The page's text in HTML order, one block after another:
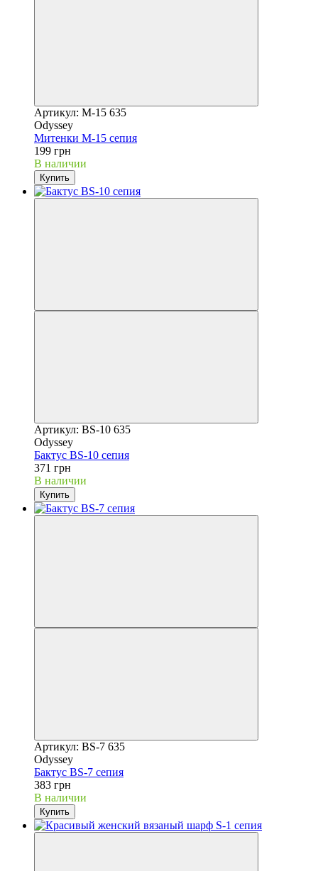
Артикул: М-15 635
Odyssey
Митенки М-15 сепия
199 грн
В наличии
Купить
Артикул: BS-10 635
Odyssey
Бактус BS-10 сепия
371 грн
В наличии
Купить
Артикул: BS-7 635
Odyssey
Бактус BS-7 сепия
383 грн
В наличии
Купить